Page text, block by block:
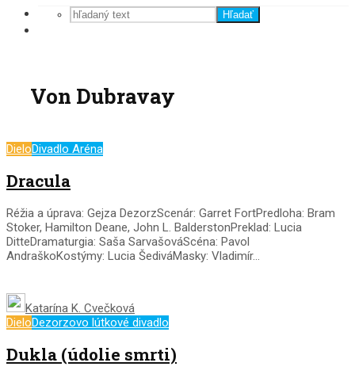
Hľadať
Von Dubravay
DieloDivadlo Aréna
Dracula
Réžia a úprava: Gejza DezorzScenár: Garret FortPredloha: Bram
Stoker, Hamilton Deane, John L. BalderstonPreklad: Lucia
DitteDramaturgia: Saša SarvašováScéna: Pavol
AndraškoKostýmy: Lucia ŠediváMasky: Vladimír...
Katarína K. Cvečková
DieloDezorzovo lútkové divadlo
Dukla (údolie smrti)